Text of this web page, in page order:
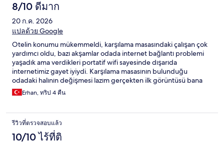
8/10 ดีมาก
20 ก.ค. 2026
แปลด้วย Google
Otelin konumu mükemmeldi, karşılama masasındaki çalışan çok
yardımcı oldu, bazı akşamlar odada internet bağlantı problemi
yaşadık ama verdikleri portatif wifi sayesinde dışarıda
internetimiz gayet iyiydi. Karşılama masasının bulunduğu
odadaki halının değişmesi lazım gerçekten ilk görüntüsü bana
odanın da çok kirli olduğu imajını vermişti ama odalar temizdi.
Erhan, ทริป 4 คืน
รีวิวที่ตรวจสอบแล้ว
10/10 ไร้ที่ติ